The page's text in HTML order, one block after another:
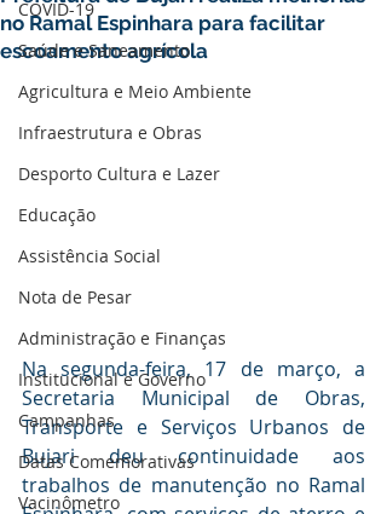
COVID-19
Saúde e Saneamento
Agricultura e Meio Ambiente
Infraestrutura e Obras
Desporto Cultura e Lazer
Educação
Assistência Social
Nota de Pesar
Administração e Finanças
Institucional e Governo
Campanhas
Datas Comemorativas
Vacinômetro
no Ramal Espinhara para facilitar
escoamento agrícola
Na segunda-feira, 17 de março, a
Secretaria Municipal de Obras,
Transporte e Serviços Urbanos de
Bujari deu continuidade aos
trabalhos de manutenção no Ramal